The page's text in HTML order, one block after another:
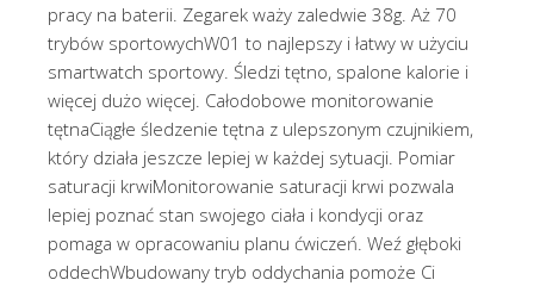
pracy na baterii. Zegarek waży zaledwie 38g. Aż 70
trybów sportowychW01 to najlepszy i łatwy w użyciu
smartwatch sportowy. Śledzi tętno, spalone kalorie i
więcej dużo więcej. Całodobowe monitorowanie
tętnaCiągłe śledzenie tętna z ulepszonym czujnikiem,
który działa jeszcze lepiej w każdej sytuacji. Pomiar
saturacji krwiMonitorowanie saturacji krwi pozwala
lepiej poznać stan swojego ciała i kondycji oraz
pomaga w opracowaniu planu ćwiczeń. Weź głęboki
oddechWbudowany tryb oddychania pomoże Ci